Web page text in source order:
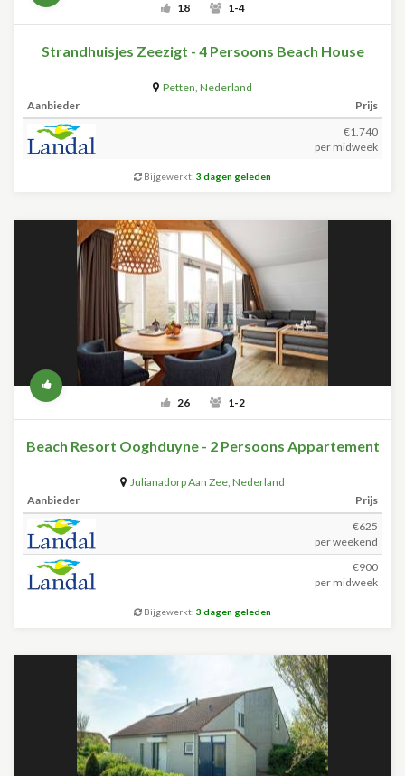
18 1-4
Strandhuisjes Zeezigt - 4 Persoons Beach House
Petten, Nederland
Aanbieder
Prijs
€1.740
per midweek
Bijgewerkt: 3 dagen geleden
26 1-2
Beach Resort Ooghduyne - 2 Persoons Appartement
Julianadorp Aan Zee, Nederland
Aanbieder
Prijs
€625
per weekend
€900
per midweek
Bijgewerkt: 3 dagen geleden